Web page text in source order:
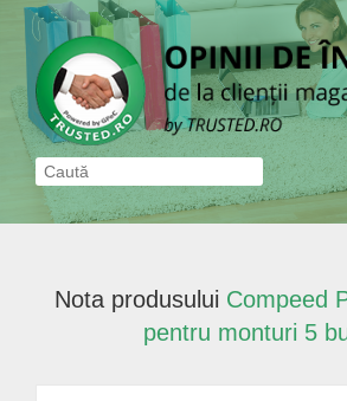
Nota produsului Compeed
pentru monturi 5